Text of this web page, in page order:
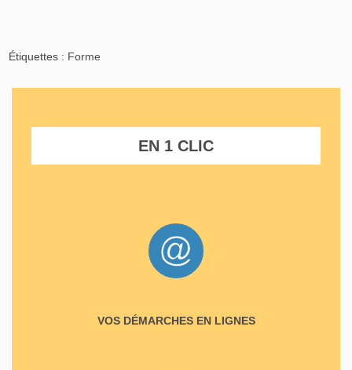
EN 1 CLIC
VOS DÉMARCHES EN LIGNES
Étiquettes : Forme